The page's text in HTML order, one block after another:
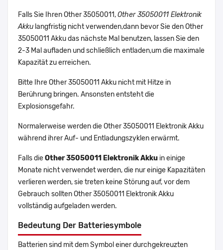
Falls Sie Ihren Other 35050011,Other 35050011 Elektronik
Akku langfristig nicht verwenden,dann bevor Sie den Other
35050011 Akku das nächste Mal benutzen, lassen Sie den
2-3 Mal aufladen und schließlich entladen,um die maximale
Kapazität zu erreichen.
Bitte Ihre Other 35050011 Akku nicht mit Hitze in
Berührung bringen. Ansonsten entsteht die
Explosionsgefahr.
Normalerweise werden die Other 35050011 Elektronik Akku
während ihrer Auf- und Entladungszyklen erwärmt.
Falls dieOther 35050011 Elektronik Akku in einige
Monate nicht verwendet werden, die nur einige Kapazitäten
verlieren werden, sie treten keine Störung auf, vor dem
Gebrauch sollten Other 35050011 Elektronik Akku
vollständig aufgeladen werden.
Bedeutung Der Batteriesymbole
Batterien sind mit dem Symbol einer durchgekreuzten